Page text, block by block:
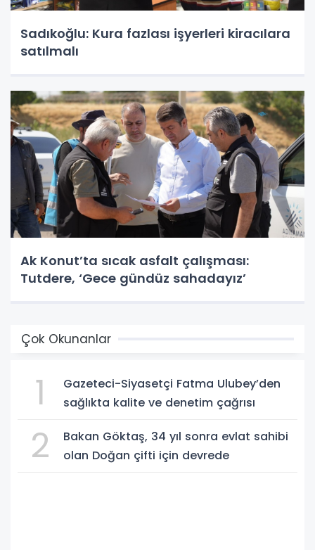
Sadıkoğlu: Kura fazlası işyerleri kiracılara
satılmalı
Ak Konut’ta sıcak asfalt çalışması:
Tutdere, ‘Gece gündüz sahadayız’
Çok Okunanlar
1
Gazeteci-Siyasetçi Fatma Ulubey’den
sağlıkta kalite ve denetim çağrısı
2
Bakan Göktaş, 34 yıl sonra evlat sahibi
olan Doğan çifti için devrede